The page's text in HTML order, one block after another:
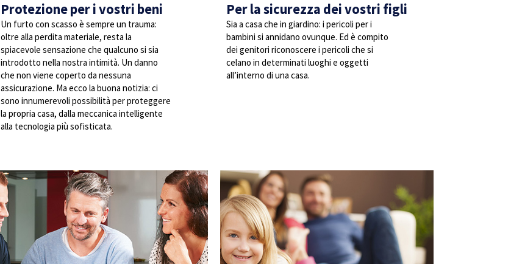
Protezione per i vostri beni
Un furto con scasso è sempre un trauma:
oltre alla perdita materiale, resta la
spiacevole sensazione che qualcuno si sia
introdotto nella nostra intimità. Un danno
che non viene coperto da nessuna
assicurazione. Ma ecco la buona notizia: ci
sono innumerevoli possibilità per proteggere
la propria casa, dalla meccanica intelligente
alla tecnologia più sofisticata.
Per la sicurezza dei vostri figli
Sia a casa che in giardino: i pericoli per i
bambini si annidano ovunque. Ed è compito
dei genitori riconoscere i pericoli che si
celano in determinati luoghi e oggetti
all’interno di una casa.